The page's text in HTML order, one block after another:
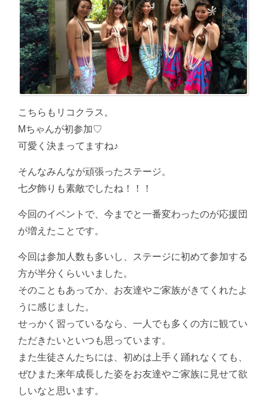
こちらもリコクラス。
Mちゃんが初参加♡
可愛く決まってますね♪
そんなみんなが頑張ったステージ。
七夕飾りも素敵でしたね！！！
今回のイベントで、今までと一番変わったのが応援団
が増えたことです。
今回は参加人数も多いし、ステージに初めて参加する
方が半分くらいいました。
そのこともあってか、お友達やご家族がきてくれたよ
うに感じました。
せっかく習っているなら、一人でも多くの方に観てい
ただきたいといつも思っています。
また生徒さんたちには、初めは上手く踊れなくても、
ぜひまた来年成長した姿をお友達やご家族に見せて欲
しいなと思います。